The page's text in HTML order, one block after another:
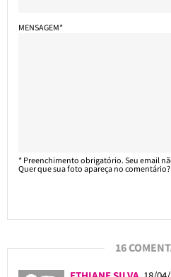
MENSAGEM*
* Preenchimento obrigatório. Seu email
Quer que sua foto apareça no
16